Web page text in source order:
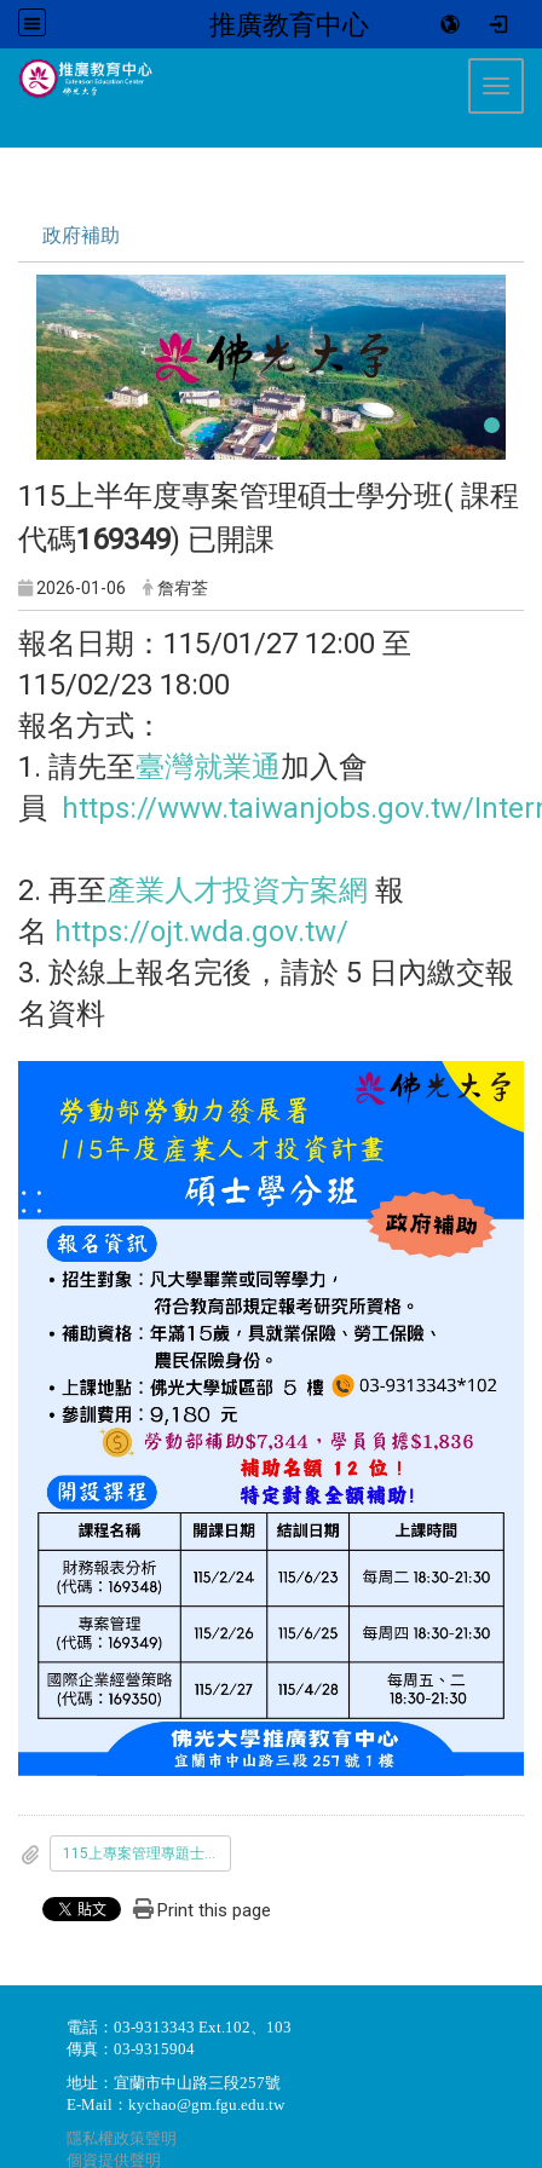
推廣教育中心
政府補助
115上半年度專案管理碩士學分班( 課程
代碼169349) 已開課
2026-01-06 詹宥荃
報名日期：115/01/27 12:00 至
115/02/23 18:00
報名方式：
1. 請先至臺灣就業通加入會
員
https://www.taiwanjobs.gov.tw/
2. 再至產業人才投資方案網 報
名 https://ojt.wda.gov.tw/
3. 於線上報名完後，請於 5 日內繳交報
名資料
115上專案管理專題士學分班招訓簡章_課程代碼169349_.pdf
Print this page
電話：03-9313343 Ext.102、103
傳真：03-9315904
地址：宜蘭市中山路三段257號
E-Mail：kychao@gm.fgu.edu.tw
隱私權政策聲明
個資提供聲明